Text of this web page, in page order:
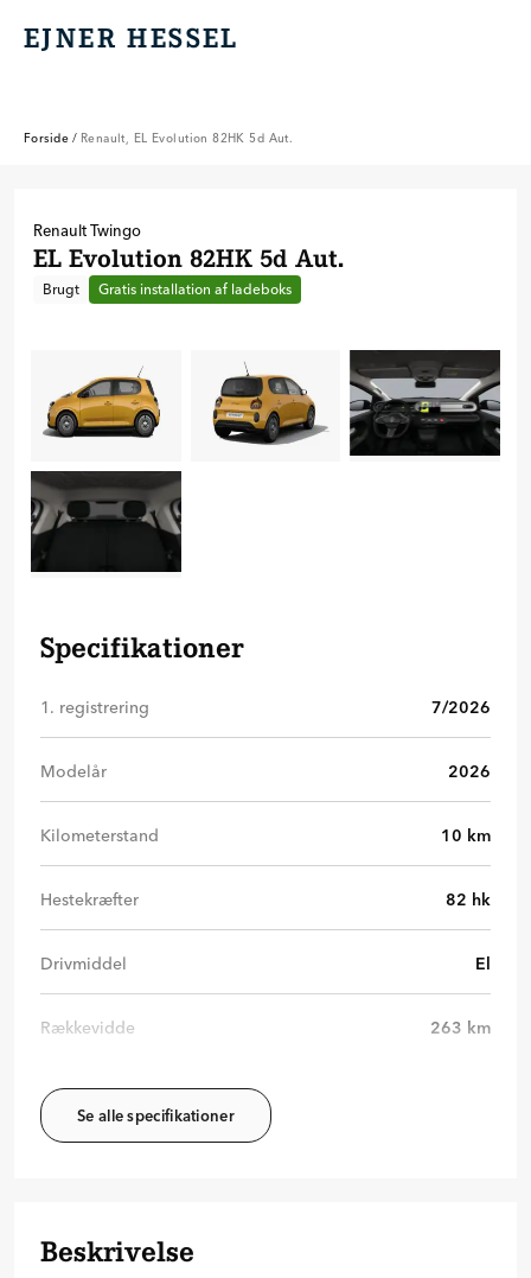
EJNER HESSEL
EJNER HESSEL
Forside / Renault, EL Evolution 82HK 5d Aut.
RenaultTwingo
EL Evolution 82HK 5d Aut.
Brugt Gratis installation af ladeboks
Specifikationer
1. registrering 7/2026
Modelår 2026
Kilometerstand 10 km
Hestekræfter 82 hk
Drivmiddel El
Rækkevidde 263 km
Se alle specifikationer
Beskrivelse